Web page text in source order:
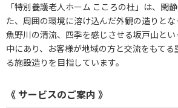
「特別養護老人ホーム こころの杜」は、閑
た、周囲の環境に溶け込んだ外観の造りと
魚野川の清流、四季を感じさせる坂戸山と
中にあり、お客様が地域の方と交流をもて
る施設造りを目指しています。
《 サービスのご案内 》